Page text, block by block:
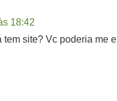
18:42
tem site? Vc poderia me